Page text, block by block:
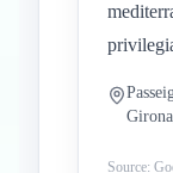
Source: